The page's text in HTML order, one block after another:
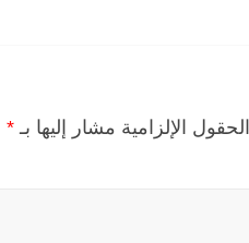
الحقول الإلزامية مشار إليها بـ *